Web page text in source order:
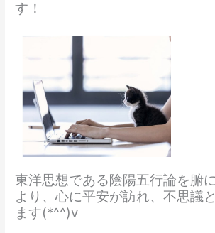
す！
東洋思想である陰陽五行論を腑
より、心に平安が訪れ、不思議
ます(*^^)v